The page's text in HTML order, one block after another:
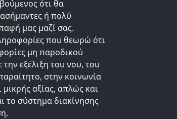
ότι θα
ή πολύ
μας μαζί σας.
που θεωρώ ότι
μη παροδικού
εξέλιξη του νου, του
στην κοινωνία
αξίας, απλώς και
το σύστημα διακίνησης